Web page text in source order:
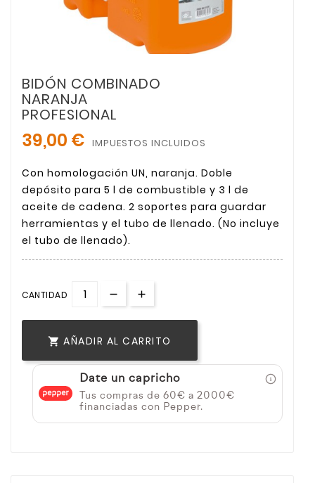
BIDÓN COMBINADO
NARANJA
PROFESIONAL
39,00 € IMPUESTOS INCLUIDOS
Con homologación UN, naranja. Doble
depósito para 5 l de combustible y 3 l de
aceite de cadena. 2 soportes para guardar
herramientas y el tubo de llenado. (No incluye
el tubo de llenado).
CANTIDAD
 AÑADIR AL CARRITO
Date un capricho
Tus compras de 60€ a 2000€
financiadas con Pepper.